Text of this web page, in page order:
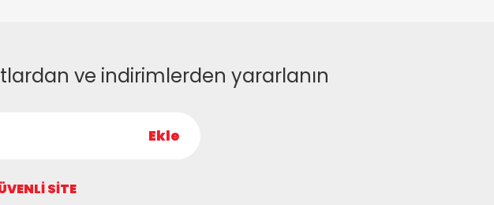
ve indirimlerden yararlanın
Ekle
SITE